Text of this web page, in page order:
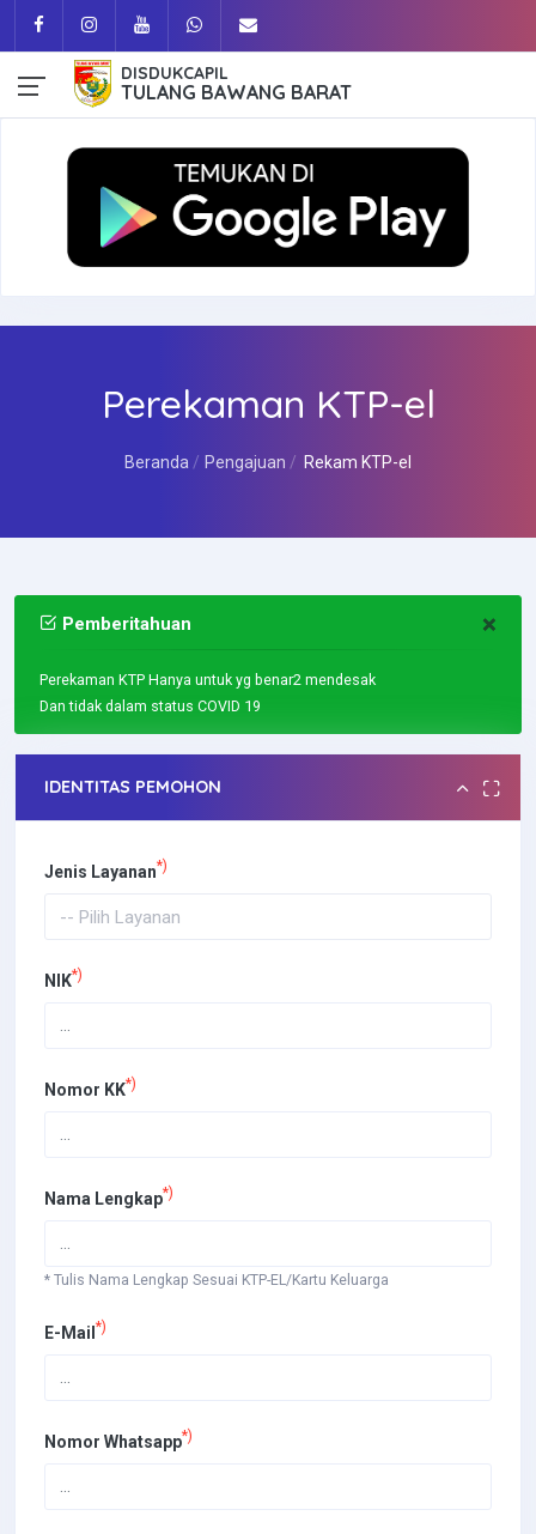
DISDUKCAPIL
TULANG BAWANG BARAT
Perekaman KTP-el
Beranda Pengajuan Rekam KTP-el
×
Pemberitahuan
Perekaman KTP Hanya untuk yg benar2 mendesak
Dan tidak dalam status COVID 19
IDENTITAS PEMOHON
Jenis Layanan*)
NIK*)
Nomor KK*)
Nama Lengkap*)
* Tulis Nama Lengkap Sesuai KTP-EL/Kartu Keluarga
E-Mail *)
Nomor Whatsapp*)